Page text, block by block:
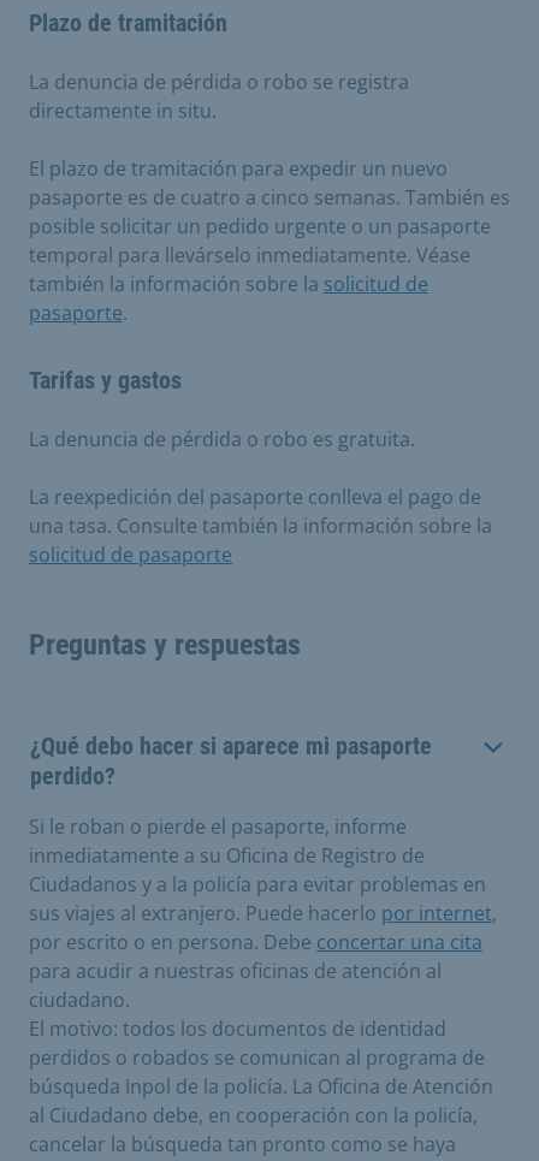
Plazo de tramitación
La denuncia de pérdida o robo se registra
directamente in situ.
El plazo de tramitación para expedir un nuevo
pasaporte es de cuatro a cinco semanas. También es
posible solicitar un pedido urgente o un pasaporte
temporal para llevárselo inmediatamente. Véase
también la información sobre la solicitud de
pasaporte.
Tarifas y gastos
La denuncia de pérdida o robo es gratuita.
La reexpedición del pasaporte conlleva el pago de
una tasa. Consulte también la información sobre la
solicitud de pasaporte
Preguntas y respuestas
¿Qué debo hacer si aparece mi pasaporte
perdido?
Si le roban o pierde el pasaporte, informe
inmediatamente a su Oficina de Registro de
Ciudadanos y a la policía para evitar problemas en
sus viajes al extranjero. Puede hacerlo por internet,
por escrito o en persona. Debe concertar una cita
para acudir a nuestras oficinas de atención al
ciudadano.
El motivo: todos los documentos de identidad
perdidos o robados se comunican al programa de
búsqueda Inpol de la policía. La Oficina de Atención
al Ciudadano debe, en cooperación con la policía,
cancelar la búsqueda tan pronto como se haya